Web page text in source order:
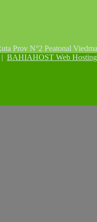
Prov N°2 Peatonal
BAHIAHOST Web